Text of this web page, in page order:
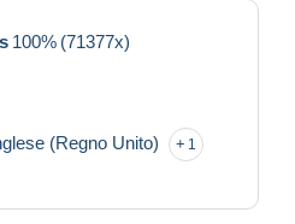
100% (71377x)
(Regno Unito) 1